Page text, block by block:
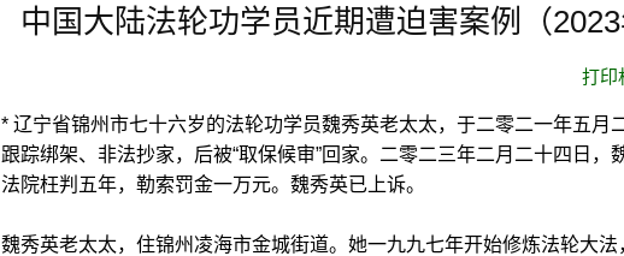
中国大陆法轮功学员近期遭迫害案例（
打印
* 辽宁省锦州市七十六岁的法轮功学员魏秀英老太太，于二零二一年五月
跟踪绑架、非法抄家，后被“取保候审”回家。二零二三年二月二十四日，
法院枉判五年，勒索罚金一万元。魏秀英已上诉。
魏秀英老太太，住锦州凌海市金城街道。她一九九七年开始修炼法轮大